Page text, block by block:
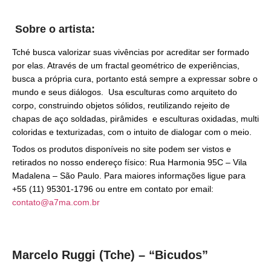
Sobre o artista:
Tché busca valorizar suas vivências por acreditar ser formado
por elas. Através de um fractal geométrico de experiências,
busca a própria cura, portanto está sempre a expressar sobre o
mundo e seus diálogos. Usa esculturas como arquiteto do
corpo, construindo objetos sólidos, reutilizando rejeito de
chapas de aço soldadas, pirâmides e esculturas oxidadas, multi
coloridas e texturizadas, com o intuito de dialogar com o meio.
Todos os produtos disponíveis no site podem ser vistos e
retirados no nosso endereço físico: Rua Harmonia 95C – Vila
Madalena – São Paulo. Para maiores informações ligue para
+55 (11) 95301-1796 ou entre em contato por email:
contato@a7ma.com.br
Marcelo Ruggi (Tche) – “Bicudos”